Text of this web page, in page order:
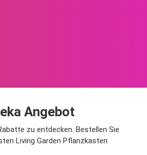
Angebot
zu entdecken. Bestellen Sie
Living Garden Pflanzkasten